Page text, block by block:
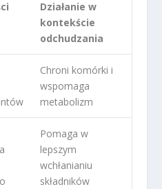
Działanie w
kontekście
odchudzania
Chroni komórki i
wspomaga
metabolizm
Pomaga w
lepszym
wchłanianiu
składników